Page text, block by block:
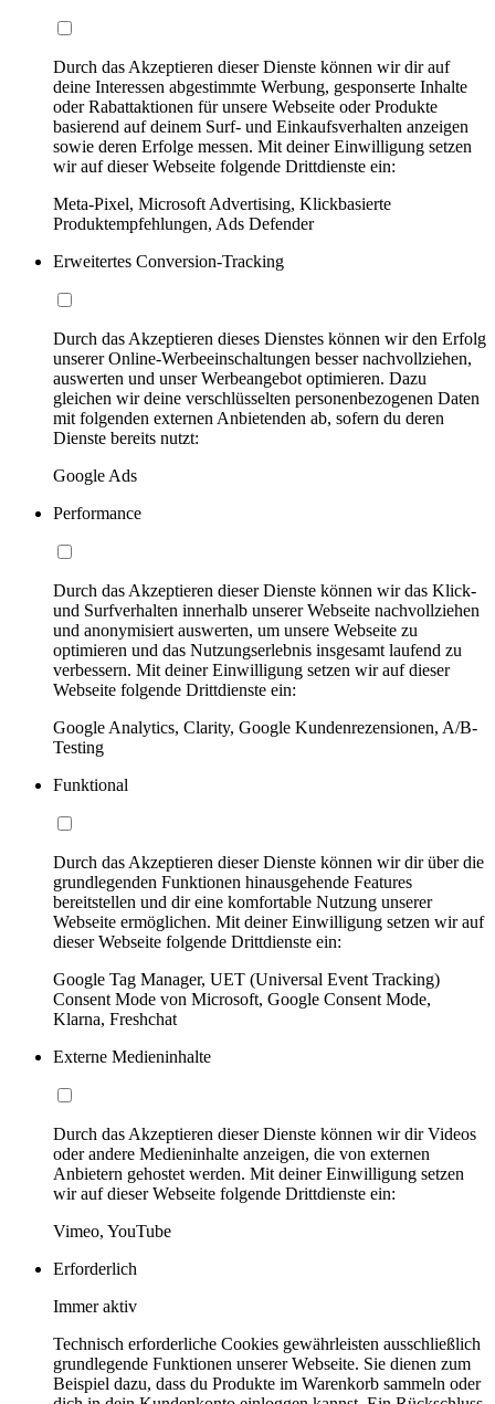
Durch das Akzeptieren dieser Dienste können wir dir auf
deine Interessen abgestimmte Werbung, gesponserte Inhalte
oder Rabattaktionen für unsere Webseite oder Produkte
basierend auf deinem Surf- und Einkaufsverhalten anzeigen
sowie deren Erfolge messen. Mit deiner Einwilligung setzen
wir auf dieser Webseite folgende Drittdienste ein:
Meta-Pixel, Microsoft Advertising, Klickbasierte
Produktempfehlungen, Ads Defender
Erweitertes Conversion-Tracking
Durch das Akzeptieren dieses Dienstes können wir den Erfolg
unserer Online-Werbeeinschaltungen besser nachvollziehen,
auswerten und unser Werbeangebot optimieren. Dazu
gleichen wir deine verschlüsselten personenbezogenen Daten
mit folgenden externen Anbietenden ab, sofern du deren
Dienste bereits nutzt:
Google Ads
Performance
Durch das Akzeptieren dieser Dienste können wir das Klick-
und Surfverhalten innerhalb unserer Webseite nachvollziehen
und anonymisiert auswerten, um unsere Webseite zu
optimieren und das Nutzungserlebnis insgesamt laufend zu
verbessern. Mit deiner Einwilligung setzen wir auf dieser
Webseite folgende Drittdienste ein:
Google Analytics, Clarity, Google Kundenrezensionen, A/B-
Testing
Funktional
Durch das Akzeptieren dieser Dienste können wir dir über die
grundlegenden Funktionen hinausgehende Features
bereitstellen und dir eine komfortable Nutzung unserer
Webseite ermöglichen. Mit deiner Einwilligung setzen wir auf
dieser Webseite folgende Drittdienste ein:
Google Tag Manager, UET (Universal Event Tracking)
Consent Mode von Microsoft, Google Consent Mode,
Klarna, Freshchat
Externe Medieninhalte
Durch das Akzeptieren dieser Dienste können wir dir Videos
oder andere Medieninhalte anzeigen, die von externen
Anbietern gehostet werden. Mit deiner Einwilligung setzen
wir auf dieser Webseite folgende Drittdienste ein:
Vimeo, YouTube
Erforderlich
Immer aktiv
Technisch erforderliche Cookies gewährleisten ausschließlich
grundlegende Funktionen unserer Webseite. Sie dienen zum
Beispiel dazu, dass du Produkte im Warenkorb sammeln oder